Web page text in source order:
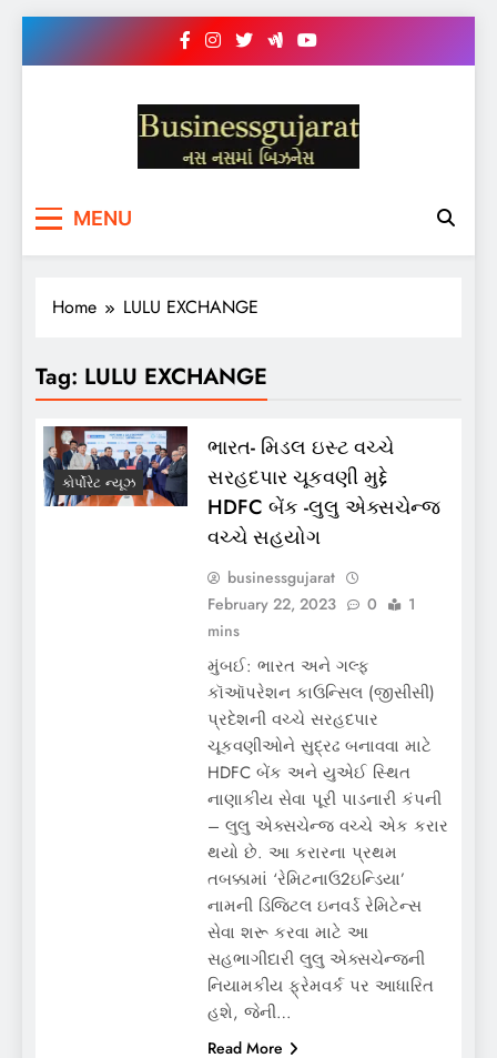
BUSINESS GUJARAT
MENU
Home LULU EXCHANGE
Tag: LULU EXCHANGE
કોર્પોરેટ ન્યૂઝ
ભારત- મિડલ ઇસ્ટ વચ્ચે
સરહદપાર ચૂકવણી મુદ્દે
HDFC બેંક -લુલુ એક્સચેન્જ
વચ્ચે સહયોગ
businessgujarat
February 22, 2023
0
1
mins
મુંબઈ: ભારત અને ગલ્ફ
કૉઑપરેશન કાઉન્સિલ (જીસીસી)
પ્રદેશની વચ્ચે સરહદપાર
ચૂકવણીઓને સુદ્રઢ બનાવવા માટે
HDFC બેંક અને યુએઈ સ્થિત
નાણાકીય સેવા પૂરી પાડનારી કંપની
– લુલુ એક્સચેન્જ વચ્ચે એક કરાર
થયો છે. આ કરારના પ્રથમ
તબક્કામાં ‘રેમિટનાઉ2ઇન્ડિયા’
નામની ડિજિટલ ઇનવર્ડ રેમિટેન્સ
સેવા શરૂ કરવા માટે આ
સહભાગીદારી લુલુ એક્સચેન્જની
નિયામકીય ફ્રેમવર્ક પર આધારિત
હશે, જેની…
Read More